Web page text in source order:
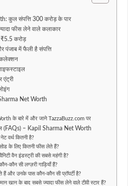
कुल संपत्ति 300 करोड़ के पार
फीस लेने वाले कलाकार
₹5.5 करोड़
पंजाब में फैली है संपत्ति
कलेक्शन
एंट्री
Net Worth
के बारे में और जाने TazzaBuzz.com पर
(FAQs) – Kapil Sharma Net Worth
वर्थ कितनी है?
के लिए कितनी फीस लेते हैं?
वैन इंडस्ट्री की सबसे महंगी है?
कौन सी लग्ज़री गाड़ियाँ हैं?
हैं और उनके पास कौन-कौन सी प्रॉपर्टी है?
खान के बाद सबसे ज्यादा फीस लेने वाले टीवी स्टार हैं?